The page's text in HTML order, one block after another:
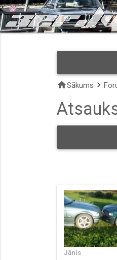
homeSākums keyboard_arrow_right
Jānis